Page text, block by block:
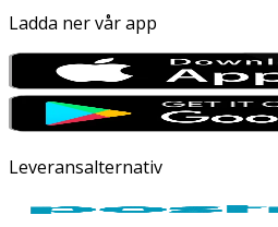
Ladda ner vår app
Leveransalternativ